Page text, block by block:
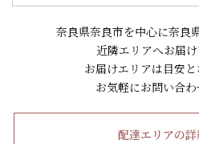
奈良県奈良市を中心に奈良
近隣エリアへお届け
お届けエリアは目安と
お気軽にお問い合わ
配達エリアの詳